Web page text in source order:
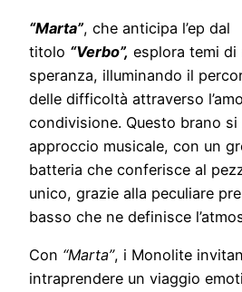
“Marta”, che anticipa l’ep dal
titolo “Verbo”, esplora temi di
speranza, illuminando il
delle difficoltà attraverso
condivisione. Questo brano
approccio musicale, con un
batteria che conferisce al
unico, grazie alla peculiare
basso che ne definisce
Con “Marta”, i Monolite
intraprendere un viaggio